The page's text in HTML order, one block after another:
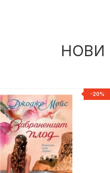
НОВИ
-20%